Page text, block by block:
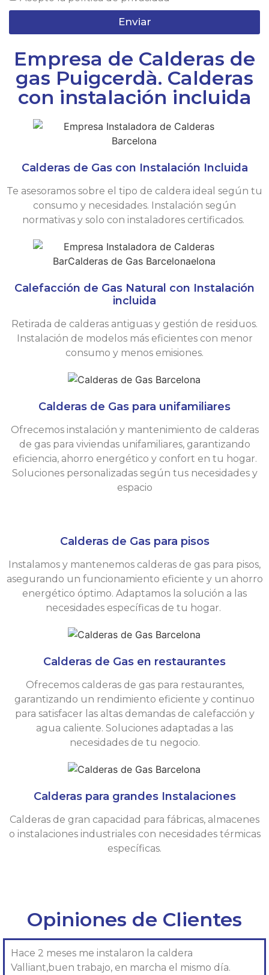
Enviar
Empresa de Calderas de
gas Puigcerdà. Calderas
con instalación incluida
Calderas de Gas con Instalación Incluida
Te asesoramos sobre el tipo de caldera ideal según tu
consumo y necesidades. Instalación según
normativas y solo con instaladores certificados.
Calefacción de Gas Natural con Instalación
incluida
Retirada de calderas antiguas y gestión de residuos.
Instalación de modelos más eficientes con menor
consumo y menos emisiones.
Calderas de Gas para unifamiliares
Ofrecemos instalación y mantenimiento de calderas
de gas para viviendas unifamiliares, garantizando
eficiencia, ahorro energético y confort en tu hogar.
Soluciones personalizadas según tus necesidades y
espacio
Calderas de Gas para pisos
Instalamos y mantenemos calderas de gas para pisos,
asegurando un funcionamiento eficiente y un ahorro
energético óptimo. Adaptamos la solución a las
necesidades específicas de tu hogar.
Calderas de Gas en restaurantes
Ofrecemos calderas de gas para restaurantes,
garantizando un rendimiento eficiente y continuo
para satisfacer las altas demandas de calefacción y
agua caliente. Soluciones adaptadas a las
necesidades de tu negocio.
Calderas para grandes Instalaciones
Calderas de gran capacidad para fábricas, almacenes
o instalaciones industriales con necesidades térmicas
específicas.
Opiniones de Clientes
Hace 2 meses me instalaron la caldera
Valliant,buen trabajo, en marcha el mismo día.